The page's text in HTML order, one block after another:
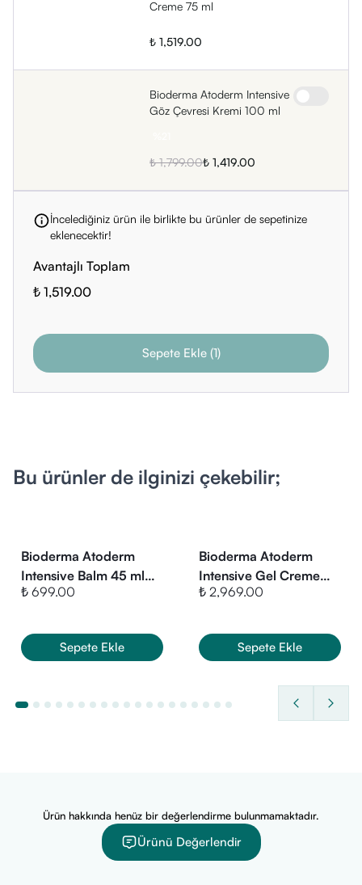
Creme 75 ml
₺ 1,519.00
Bioderma Atoderm Intensive
Göz Çevresi Kremi 100 ml
₺ 1,799.00₺ 1,419.00
İncelediğiniz ürün ile birlikte bu ürünler de sepetinize
eklenecektir!
Avantajlı Toplam
₺ 1,519.00
Sepete Ekle(1)
Bu ürünler de ilginizi çekebilir;
Bioderma Atoderm
Intensive Balm 45 ml
(SKT:ekim/2026)
₺ 699.00
Sepete Ekle
Bioderma Atoderm
Intensive Gel Creme
500 ml
₺ 2,969.00
Sepete Ekle
Ürün hakkında henüz bir değerlendirme bulunmamaktadır.
Ürünü Değerlendir